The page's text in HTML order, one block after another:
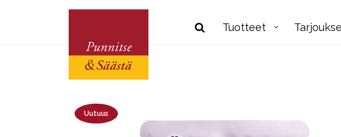
Tuotteet
Uutuus